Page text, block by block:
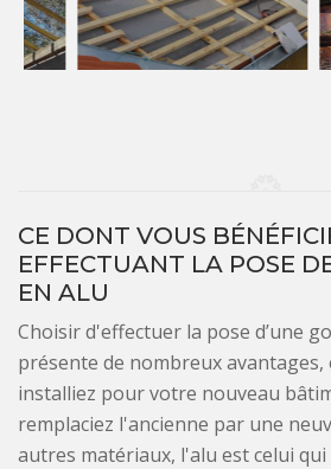
CE DONT VOUS
EFFECTUANT LA POSE
EN ALU
Choisir d'effectuer la pose d’une
présente de nombreux avantages,
installiez pour votre nouveau
remplaciez l'ancienne par une
autres matériaux, l'alu est celui